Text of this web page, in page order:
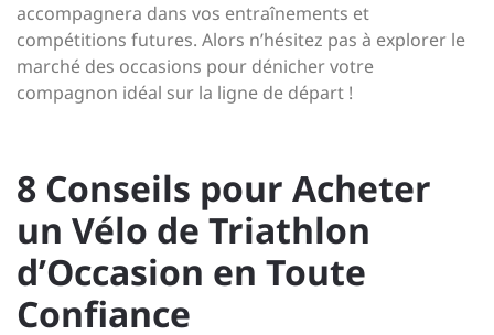
accompagnera dans vos entraînements et
compétitions futures. Alors n’hésitez pas à explorer le
marché des occasions pour dénicher votre
compagnon idéal sur la ligne de départ !
8 Conseils pour Acheter
un Vélo de Triathlon
d’Occasion en Toute
Confiance